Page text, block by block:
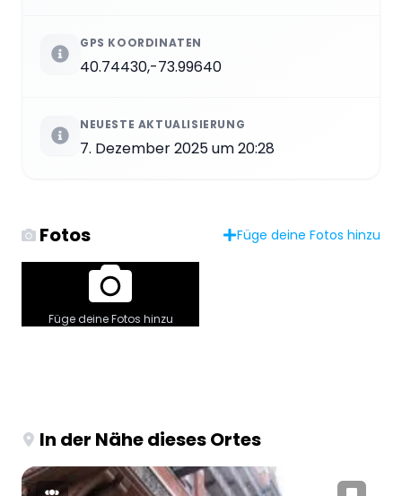
GPS KOORDINATEN
40.74430,-73.99640
NEUESTE AKTUALISIERUNG
7. Dezember 2025 um 20:28
Fotos Füge deine Fotos hinzu
Füge deine Fotos hinzu
In der Nähe dieses Ortes